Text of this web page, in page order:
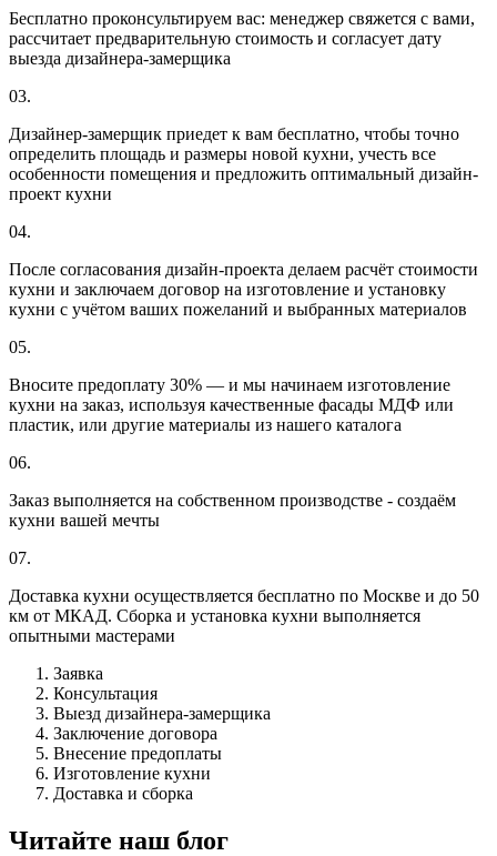
Бесплатно проконсультируем вас: менеджер свяжется с вами,
рассчитает предварительную стоимость и согласует дату
выезда дизайнера-замерщика
03.
Дизайнер-замерщик приедет к вам бесплатно, чтобы точно
определить площадь и размеры новой кухни, учесть все
особенности помещения и предложить оптимальный дизайн-
проект кухни
04.
После согласования дизайн-проекта делаем расчёт стоимости
кухни и заключаем договор на изготовление и установку
кухни с учётом ваших пожеланий и выбранных материалов
05.
Вносите предоплату 30% — и мы начинаем изготовление
кухни на заказ, используя качественные фасады МДФ или
пластик, или другие материалы из нашего каталога
06.
Заказ выполняется на собственном производстве - создаём
кухни вашей мечты
07.
Доставка кухни осуществляется бесплатно по Москве и до 50
км от МКАД. Сборка и установка кухни выполняется
опытными мастерами
Заявка
Консультация
Выезд дизайнера-замерщика
Заключение договора
Внесение предоплаты
Изготовление кухни
Доставка и сборка
Читайте наш блог